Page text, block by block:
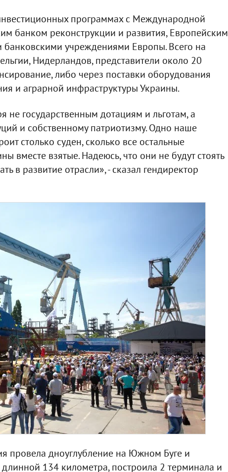
программах с Международной
банком реконструкции и развития, Европейским
учреждениями Европы. Всего на
Нидерландов, представители около 20
либо через поставки оборудования
и аграрной инфраструктуры Украины.
не государственным дотациям и льготам, а
и собственному патриотизму. Одно наше
столько суден, сколько все остальные
вместе взятые. Надеюсь, что они не будут стоять
в развитие отрасли», - сказал гендиректор
провела дноуглубление на Южном Буге и
длинной 134 километра, построила 2 терминала и